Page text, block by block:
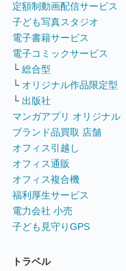
定額制動画配信サービス
子ども写真スタジオ
電子書籍サービス
電子コミックサービス
└ 総合型
└ オリジナル作品限定型
└ 出版社
マンガアプリ オリジナル
ブランド品買取 店舗
オフィス引越し
オフィス通販
オフィス複合機
福利厚生サービス
電力会社 小売
子ども見守りGPS
トラベル